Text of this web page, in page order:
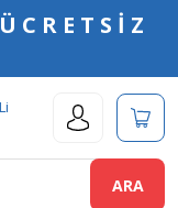
ÜCRETSİZ
ARA